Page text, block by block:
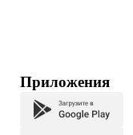
Приложения